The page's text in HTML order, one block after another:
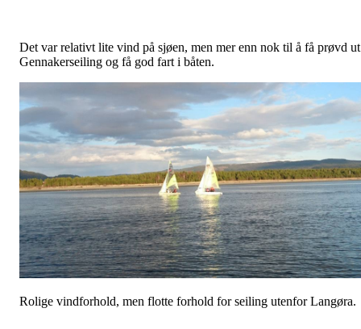
Det var relativt lite vind på sjøen, men mer enn nok til å få prøvd ut
Gennakerseiling og få god fart i båten.
Rolige vindforhold, men flotte forhold for seiling utenfor Langøra.